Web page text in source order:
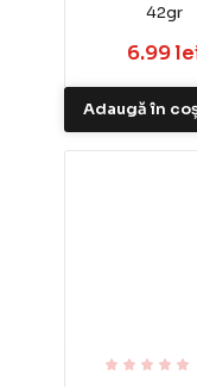
42gr
6.99
Adaugă în